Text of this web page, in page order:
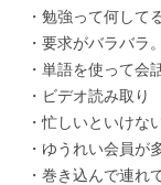
・勉強って何して
・要求がバラバラ。
・単語を使って会話
・ビデオ読み取り
・忙しいといけな
・ゆうれい会員が
・巻き込んで連れ